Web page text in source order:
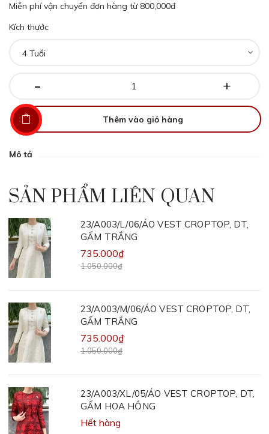
Miễn phí vận chuyển đơn hàng từ 800,000đ
Kích thước
- +
Thêm vào giỏ hàng
Mô tả
SẢN PHẨM LIÊN QUAN
23/A003/L/06/ÁO VEST CROPTOP, DT,
GẤM TRẮNG
735.000₫
1.050.000₫
23/A003/M/06/ÁO VEST CROPTOP, DT,
GẤM TRẮNG
735.000₫
1.050.000₫
23/A003/XL/05/ÁO VEST CROPTOP, DT,
GẤM HOA HỒNG
Hết hàng